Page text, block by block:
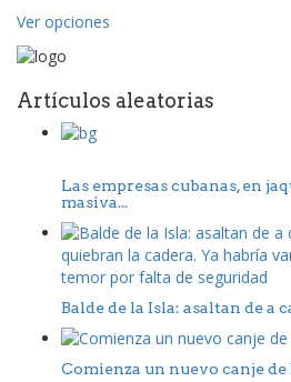
Ver opciones
Artículos aleatorias
Las empresas cubanas, en
masiva...
Balde de la Isla: asaltan de a
Comienza un nuevo canje